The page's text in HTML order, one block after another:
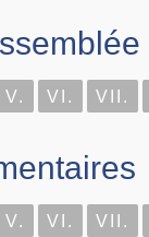
V. VI. VII.
V. VI.
VII.